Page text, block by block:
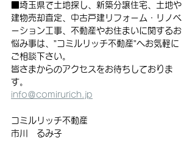
■埼玉県で土地探し、新築分譲住宅、土地や
建物売却査定、中古戸建リフォーム・リノベ
ーション工事、不動産やお住まいに関するお
悩み事は、”コミルリッチ不動産”へお気軽に
ご相談下さい。
皆さまからのアクセスをお待ちしておりま
す。
info＠comirurich.jp
コミルリッチ不動産
市川　るみ子